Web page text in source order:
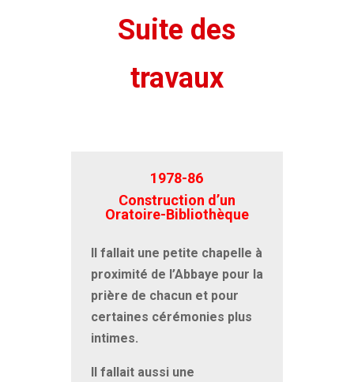
Suite des
travaux
1978-86
Construction d’un
Oratoire-Bibliothèque
Il fallait une petite chapelle à
proximité de l’Abbaye pour la
prière de chacun et pour
certaines cérémonies plus
intimes.
Il fallait aussi une